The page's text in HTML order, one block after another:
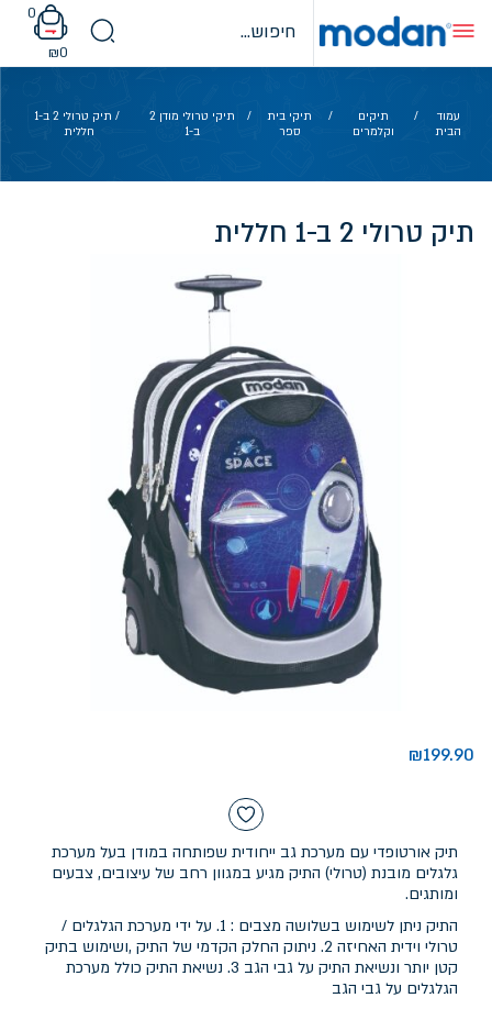
content
0
₪0
עמוד
הבית
/
תיקים
וקלמרים
/
תיקי בית
ספר
/
תיקי טרולי מודן 2
ב-1
/ תיק טרולי 2 ב-1
חללית
תיק טרולי 2 ב-1 חללית
₪199.90
תיק אורטופדי עם מערכת גב ייחודית שפותחה במודן בעל מערכת
גלגלים מובנת (טרולי) התיק מגיע במגוון רחב של עיצובים, צבעים
ומותגים.
התיק ניתן לשימוש בשלושה מצבים : 1. על ידי מערכת הגלגלים /
טרולי וידית האחיזה 2. ניתוק החלק הקדמי של התיק ,ושימוש בתיק
קטן יותר ונשיאת התיק על גבי הגב 3. נשיאת התיק כולל מערכת
הגלגלים על גבי הגב